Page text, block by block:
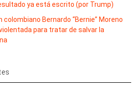
ya está escrito (por Trump)
colombiano Bernardo “Bernie” Moreno
para tratar de salvar la